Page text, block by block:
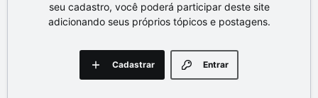
seu cadastro, você poderá participar deste site
adicionando seus próprios tópicos e postagens.
Entrar
Cadastrar